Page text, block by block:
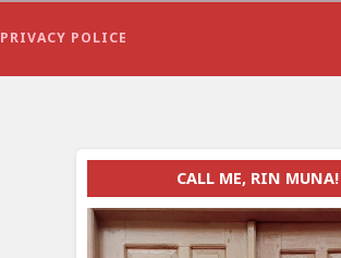
PRIVACY POLICE
CALL ME, RIN MUNA!